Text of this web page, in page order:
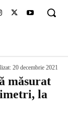
20 decembrie 2021
măsurat
la